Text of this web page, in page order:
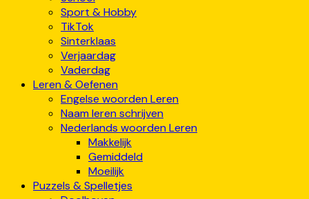
Sport & Hobby
TikTok
Sinterklaas
Verjaardag
Vaderdag
Leren & Oefenen
Engelse woorden Leren
Naam leren schrijven
Nederlands woorden Leren
Makkelijk
Gemiddeld
Moeilijk
Puzzels & Spelletjes